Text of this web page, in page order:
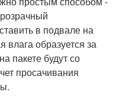
в подвале на
влага образуется за
пакете будут со
просачивания